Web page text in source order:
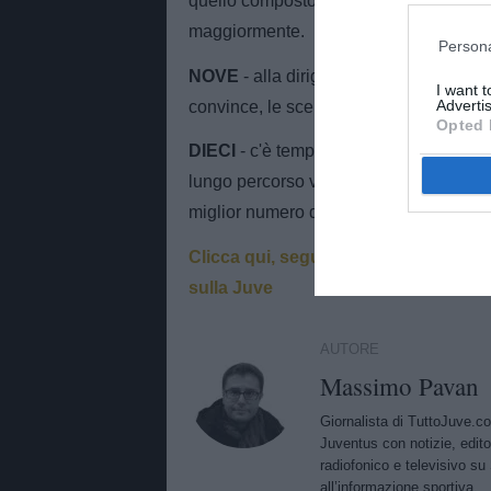
I want
Opted
maggiormente.
NOVE - alla dirigenza che ha dotato
convince, le scelte ieri c'erano e Motta
DIECI - c'è tempo, nessuno poteva e
lungo percorso virtuoso, ma qualche
miglior numero dieci, Yildiz.
Clicca qui, segui su twitter per
sulla Juve
AUTORE
Massimo Pavan
Giornalista di
Juventus con notizie,
radiofonico e televisivo
all’informazione sportiva.